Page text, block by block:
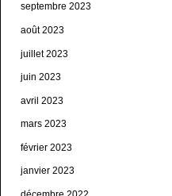
septembre 2023
août 2023
juillet 2023
juin 2023
avril 2023
mars 2023
février 2023
janvier 2023